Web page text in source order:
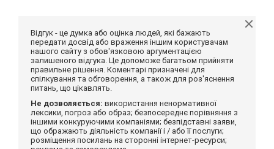
Відгук - це думка або оцінка людей, які бажають
передати досвід або враження іншим користувачам
нашого сайту з обов'язковою аргументацією
залишеного відгука. Це допоможе багатьом прийняти
правильне рішення. Коментарі призначені для
спілкування та обговорення, а також для роз'яснення
питань, що цікавлять.
Не дозволяється: використання ненормативної
лексики, погроз або образ; безпосереднє порівняння з
іншими конкуруючими компаніями; безпідставні заяви,
що ображають діяльність компанії і / або її послуги;
розміщення посилань на сторонні інтернет-ресурси;